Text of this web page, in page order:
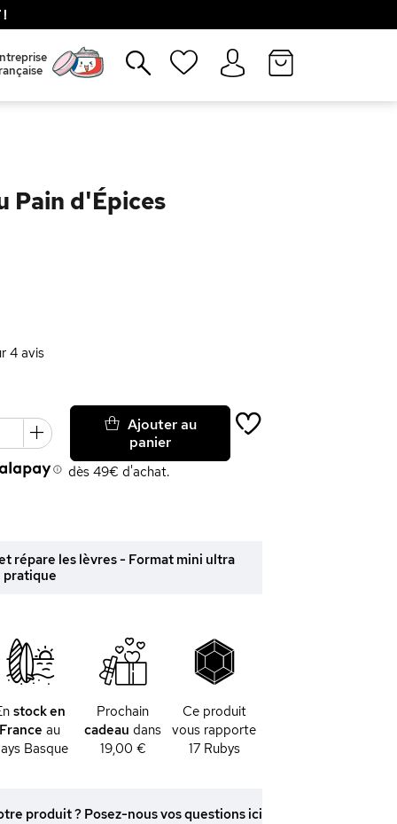
!
Pain d'Épices
4avis
dès 49€ d'achat.
Ajouter au
panier
répare les lèvres - Format mini ultra
pratique
stock en
France au
Basque
Prochain
cadeau dans
19,00 €
Ce produit
vous rapporte
17Rubys
produit ? Posez-nous vos questions ici